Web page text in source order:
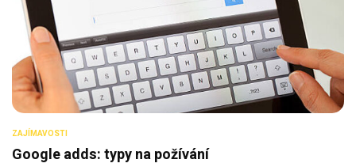
ZAJÍMAVOSTI
Google adds: typy na požívání